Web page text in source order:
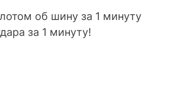
об шину за 1 минуту
за 1 минуту!